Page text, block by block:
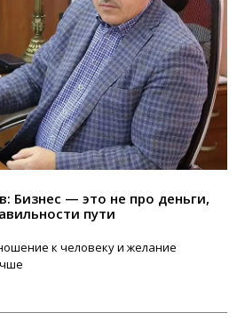
Бизнес — это не про деньги,
пути
к человеку и желание